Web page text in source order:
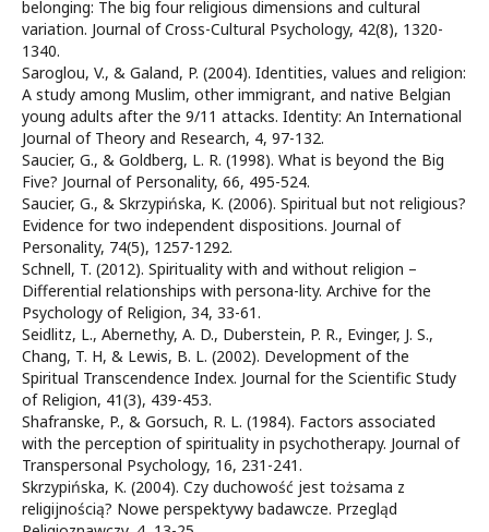
belonging: The big four religious dimensions and cultural
variation. Journal of Cross-Cultural Psychology, 42(8), 1320-
1340.
Saroglou, V., & Galand, P. (2004). Identities, values and religion:
A study among Muslim, other immigrant, and native Belgian
young adults after the 9/11 attacks. Identity: An International
Journal of Theory and Research, 4, 97-132.
Saucier, G., & Goldberg, L. R. (1998). What is beyond the Big
Five? Journal of Personality, 66, 495-524.
Saucier, G., & Skrzypińska, K. (2006). Spiritual but not religious?
Evidence for two independent dispositions. Journal of
Personality, 74(5), 1257-1292.
Schnell, T. (2012). Spirituality with and without religion –
Differential relationships with persona-lity. Archive for the
Psychology of Religion, 34, 33-61.
Seidlitz, L., Abernethy, A. D., Duberstein, P. R., Evinger, J. S.,
Chang, T. H, & Lewis, B. L. (2002). Development of the
Spiritual Transcendence Index. Journal for the Scientific Study
of Religion, 41(3), 439-453.
Shafranske, P., & Gorsuch, R. L. (1984). Factors associated
with the perception of spirituality in psychotherapy. Journal of
Transpersonal Psychology, 16, 231-241.
Skrzypińska, K. (2004). Czy duchowość jest tożsama z
religijnością? Nowe perspektywy badawcze. Przegląd